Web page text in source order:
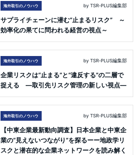
海外取引のノウハウ
サプライチェーンに潜む“止まるリスク” ～
効率化の果てに問われる経営の視点～
by TSR-PLUS編集部
海外取引のノウハウ
企業リスクは“止まる”と“違反する”の二層で
捉える ―取引先リスク管理の新しい視点―
by TSR-PLUS編集部
海外取引のノウハウ
【中東企業最新動向調査】日本企業と中東企
業の“見えないつながり”を探るーー地政学リ
スクと潜在的な企業ネットワークを読み解く
by TSR-PLUS編集部